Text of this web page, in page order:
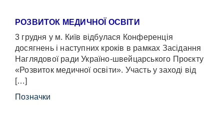
РОЗВИТОК МЕДИЧНОЇ ОСВІТИ
3 грудня у м. Київ відбулася Конференція
досягнень і наступних кроків в рамках Засідання
Наглядової ради Україно-швейцарського Проєкту
«Розвиток медичної освіти». Участь у заході від
[…]
Позначки